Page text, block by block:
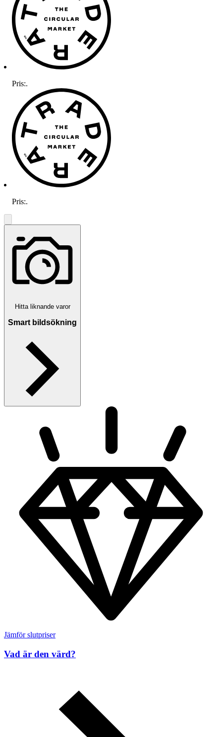
Pris:.
Pris:.
Hitta liknande varor
Smart bildsökning
Jämför slutpriser
Vad är den värd?